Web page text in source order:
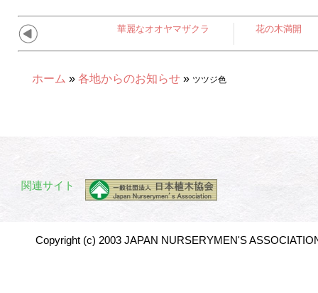
華麗なオオヤマザクラ 花の木満開
ホーム » 各地からのお知らせ » ツツジ色
関連サイト
Copyright (c) 2003 JAPAN NURSERYMEN'S